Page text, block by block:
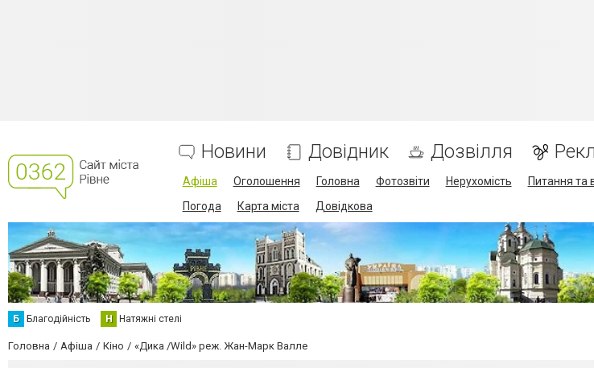
Новини Довідник Дозвілля
Афіша Оголошення Головна Фотозвіти Нерухомість Питання та
Погода
Карта міста Довідкова
Б Благодійність Н Натяжні стелі
Головна Афіша Кіно «Дика /Wild» реж. Жан-Марк Валле